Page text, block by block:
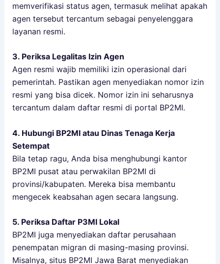
memverifikasi status agen, termasuk melihat apakah
agen tersebut tercantum sebagai penyelenggara
layanan resmi.
3. Periksa Legalitas Izin Agen
Agen resmi wajib memiliki izin operasional dari
pemerintah. Pastikan agen menyediakan nomor izin
resmi yang bisa dicek. Nomor izin ini seharusnya
tercantum dalam daftar resmi di portal BP2MI.
4. Hubungi BP2MI atau Dinas Tenaga Kerja
Setempat
Bila tetap ragu, Anda bisa menghubungi kantor
BP2MI pusat atau perwakilan BP2MI di
provinsi/kabupaten. Mereka bisa membantu
mengecek keabsahan agen secara langsung.
5. Periksa Daftar P3MI Lokal
BP2MI juga menyediakan daftar perusahaan
penempatan migran di masing-masing provinsi.
Misalnya, situs BP2MI Jawa Barat menyediakan